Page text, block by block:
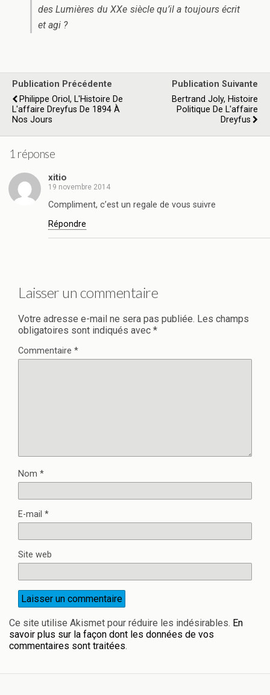
des Lumières du XXe siècle qu’il a toujours écrit
et agi ?
Publication Précédente
Philippe Oriol, L'Histoire De
L'affaire Dreyfus De 1894 À
Nos Jours
Publication Suivante
Bertrand Joly, Histoire
Politique De L'affaire
Dreyfus
1 réponse
xitio
19 novembre 2014
Compliment, c’est un regale de vous suivre
Répondre
Laisser un commentaire
Votre adresse e-mail ne sera pas publiée. Les champs
obligatoires sont indiqués avec *
Commentaire *
Nom *
E-mail *
Site web
Ce site utilise Akismet pour réduire les indésirables. En
savoir plus sur la façon dont les données de vos
commentaires sont traitées.